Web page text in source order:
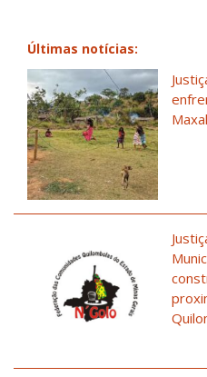
Últimas notícias: